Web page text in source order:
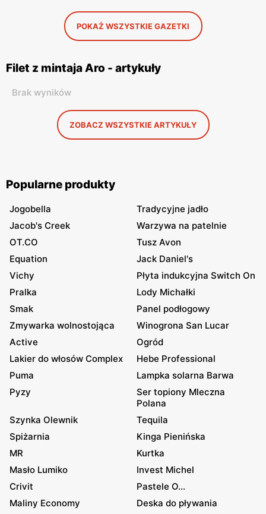
POKAŻ WSZYSTKIE GAZETKI
Filet z mintaja Aro - artykuły
Brak wyników
ZOBACZ WSZYSTKIE ARTYKUŁY
Popularne produkty
Jogobella
Tradycyjne jadło
Jacob's Creek
Warzywa na patelnie
OT.CO
Tusz Avon
Equation
Jack Daniel's
Vichy
Płyta indukcyjna Switch On
Pralka
Lody Michałki
Smak
Panel podłogowy
Zmywarka wolnostojąca
Winogrona San Lucar
Active
Ogród
Lakier do włosów Complex
Hebe Professional
Puma
Lampka solarna Barwa
Pyzy
Ser topiony Mleczna
Polana
Szynka Olewnik
Tequila
Spiżarnia
Kinga Pienińska
MR
Kurtka
Masło Lumiko
Invest Michel
Crivit
Pastele O...
Maliny Economy
Deska do pływania